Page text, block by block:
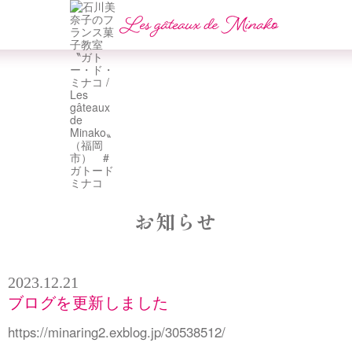
お知らせ
2023.12.21
ブログを更新しました
https://minaring2.exblog.jp/30538512/